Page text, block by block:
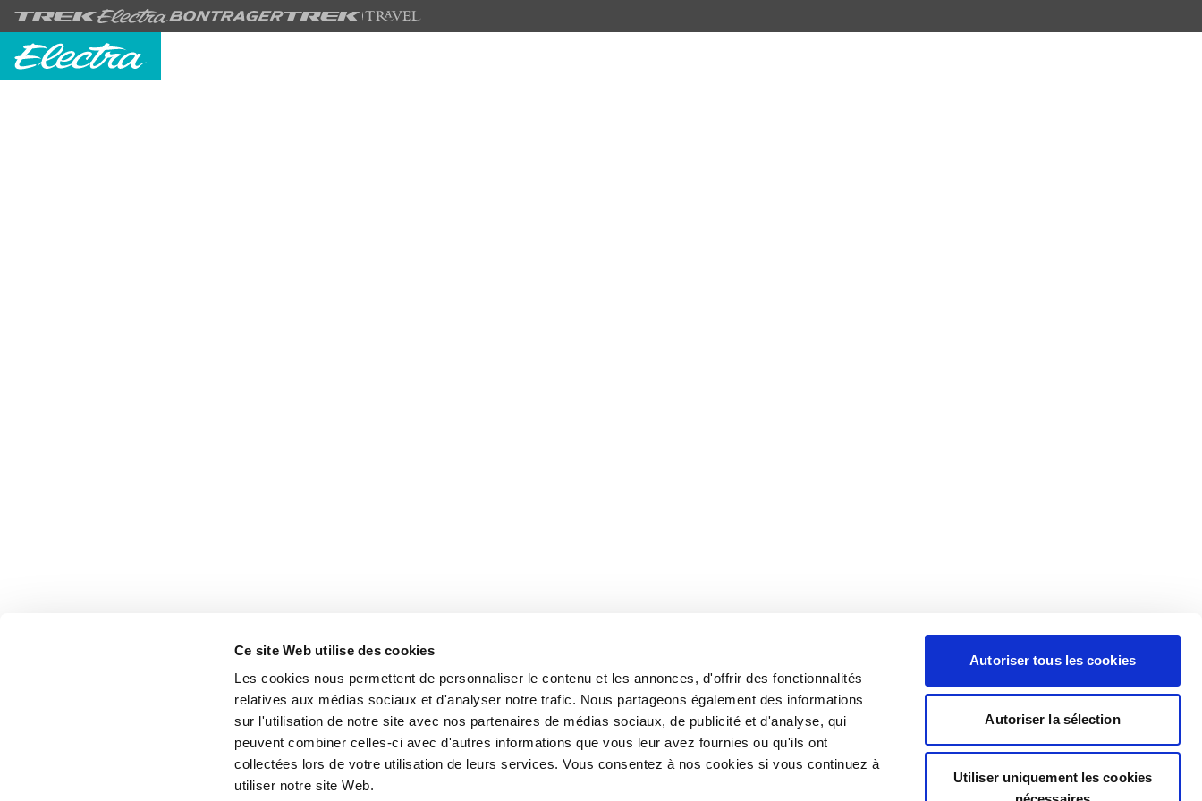
Ce site Web utilise des cookies
Les cookies nous permettent de personnaliser le contenu et les annonces, d'offrir des fonctionnalités
relatives aux médias sociaux et d'analyser notre trafic. Nous partageons également des informations
sur l'utilisation de notre site avec nos partenaires de médias sociaux, de publicité et d'analyse, qui
peuvent combiner celles-ci avec d'autres informations que vous leur avez fournies ou qu'ils ont
collectées lors de votre utilisation de leurs services. Vous consentez à nos cookies si vous continuez à
utiliser notre site Web.
Autoriser tous les cookies
Autoriser la sélection
Utiliser uniquement les cookies